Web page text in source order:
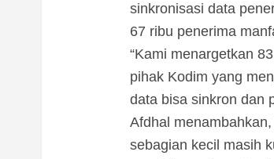
sinkronisasi data
67 ribu penerima
“Kami menargetkan
pihak Kodim yang
data bisa sinkron dan
Afdhal
sebagian kecil masih